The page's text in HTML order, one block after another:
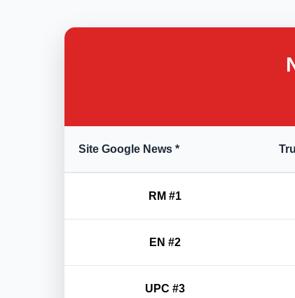
Site Google News *
RM #1
EN #2
UPC #3